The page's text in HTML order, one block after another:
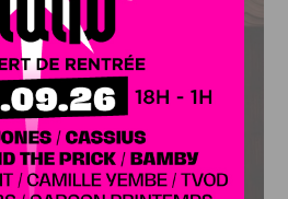
NOUVEAUX MAILLOTS POUR LA